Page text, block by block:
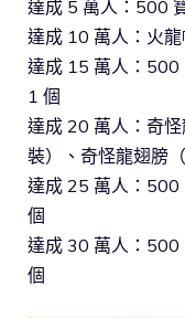
達成 5 萬人：500
達成 10 萬人：火龍
達成 15 萬人：500
1 個
達成 20 萬人：奇
裝）、奇怪龍翅膀（
達成 25 萬人：500
個
達成 30 萬人：500
個